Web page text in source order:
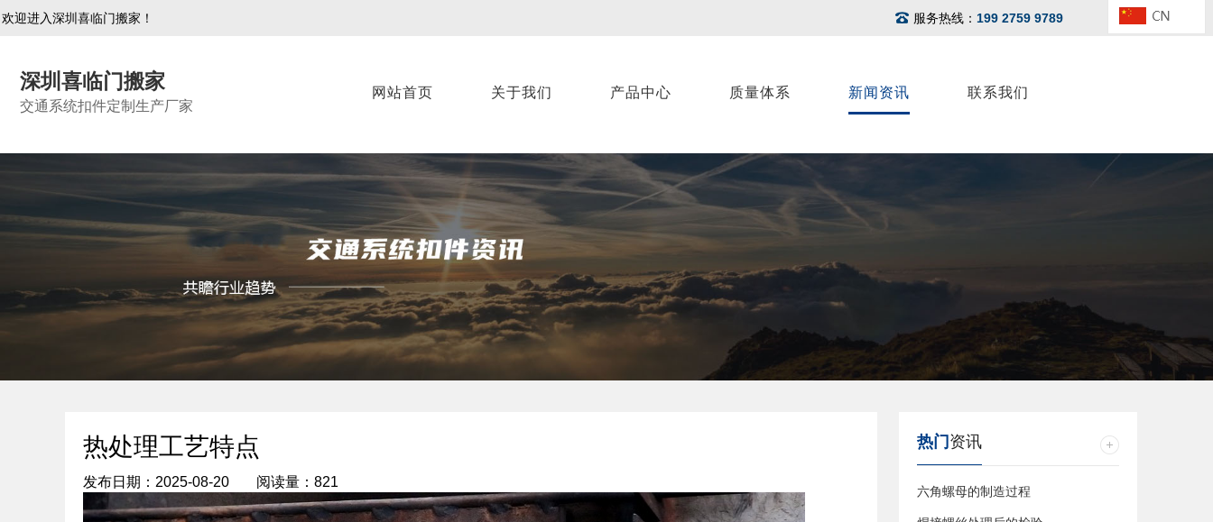
欢迎进入深圳喜临门搬家！ 服务热线： 199 2759 9789
深圳喜临门搬家
交通系统扣件定制生产厂家
网站首页 关于我们 产品中心 质量体系 新闻资讯 联系我们
热处理工艺特点
发布日期：2025-08-20 阅读量：821
热门 资讯
六角螺母的制造过程